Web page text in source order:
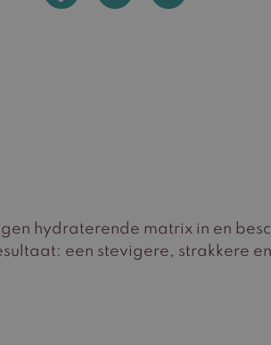
hydraterende matrix in en
een stevigere, strakkere